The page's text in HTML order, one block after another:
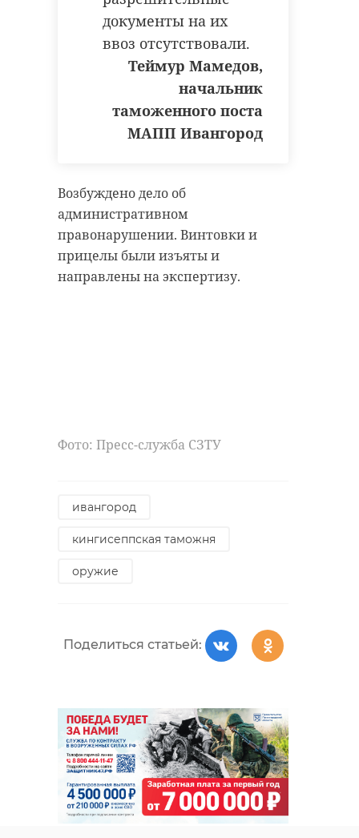
документы на их
ввоз отсутствовали.
Теймур Мамедов,
начальник
таможенного поста
МАПП Ивангород
Возбуждено дело об
административном
правонарушении. Винтовки и
прицелы были изъяты и
направлены на экспертизу.
Фото: Пресс-служба СЗТУ
ивангород
кингисеппская таможня
оружие
Поделиться статьей: